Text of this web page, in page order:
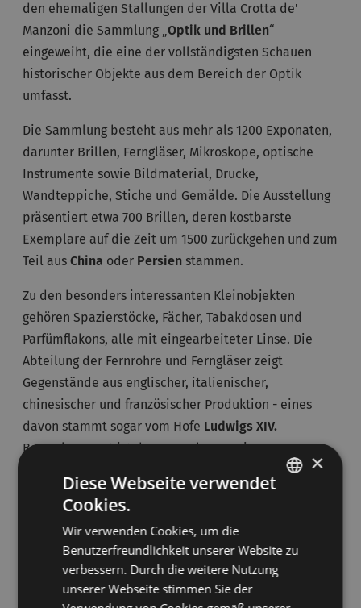
den ehemaligen Stallungen der Villa Crotta de'
Manzoni die Sammlung „Optik und Brillen“
eingeweiht, die eine der vollständigsten Schauen
historischer Objekte aus dem Bereich der Optik
umfasst.
Die Sammlung besteht aus mehr als 1200 Exponaten,
darunter Brillen, Ferngläser, Mikroskope, optische
Instrumente sowie Bildmaterial, Drucke,
Wandteppiche, Stiche und Gemälde. Die Ausstellung
präsentiert etwa 700 Brillen, deren kostbarste
Exemplare auf die Zeit um 1500 zurückgehen und zum
Teil aus China oder Persienstammen.
Zu den besonders interessanten Kleinobjekten
gehören Spazierstöcke, Fächer, Tabakdosen und
Parfümflakons, alle mit eingearbeiteter Linse. Die
Abteilung der Fernrohre und Ferngläser zeigt
Gegenstände aus englischer, italienischer,
chinesischer und französischer Produktion - eines
davon stammt sogar vom Hofe Ludwigs XIV.
Bemerkenswert ist das Fernrohr von Giuseppe
Componi aus dem Jahr 1682, das 8 Meter misst.
DIE VILLA CROTTA DE’ MANZONI
Villa Crotta De’Manzoniist eine wunderschöne
×
Diese Webseite verwendet
Cookies.
Wir verwenden Cookies, um die
Benutzerfreundlichkeit unserer Website zu
verbessern. Durch die weitere Nutzung
unserer Webseite stimmen Sie der